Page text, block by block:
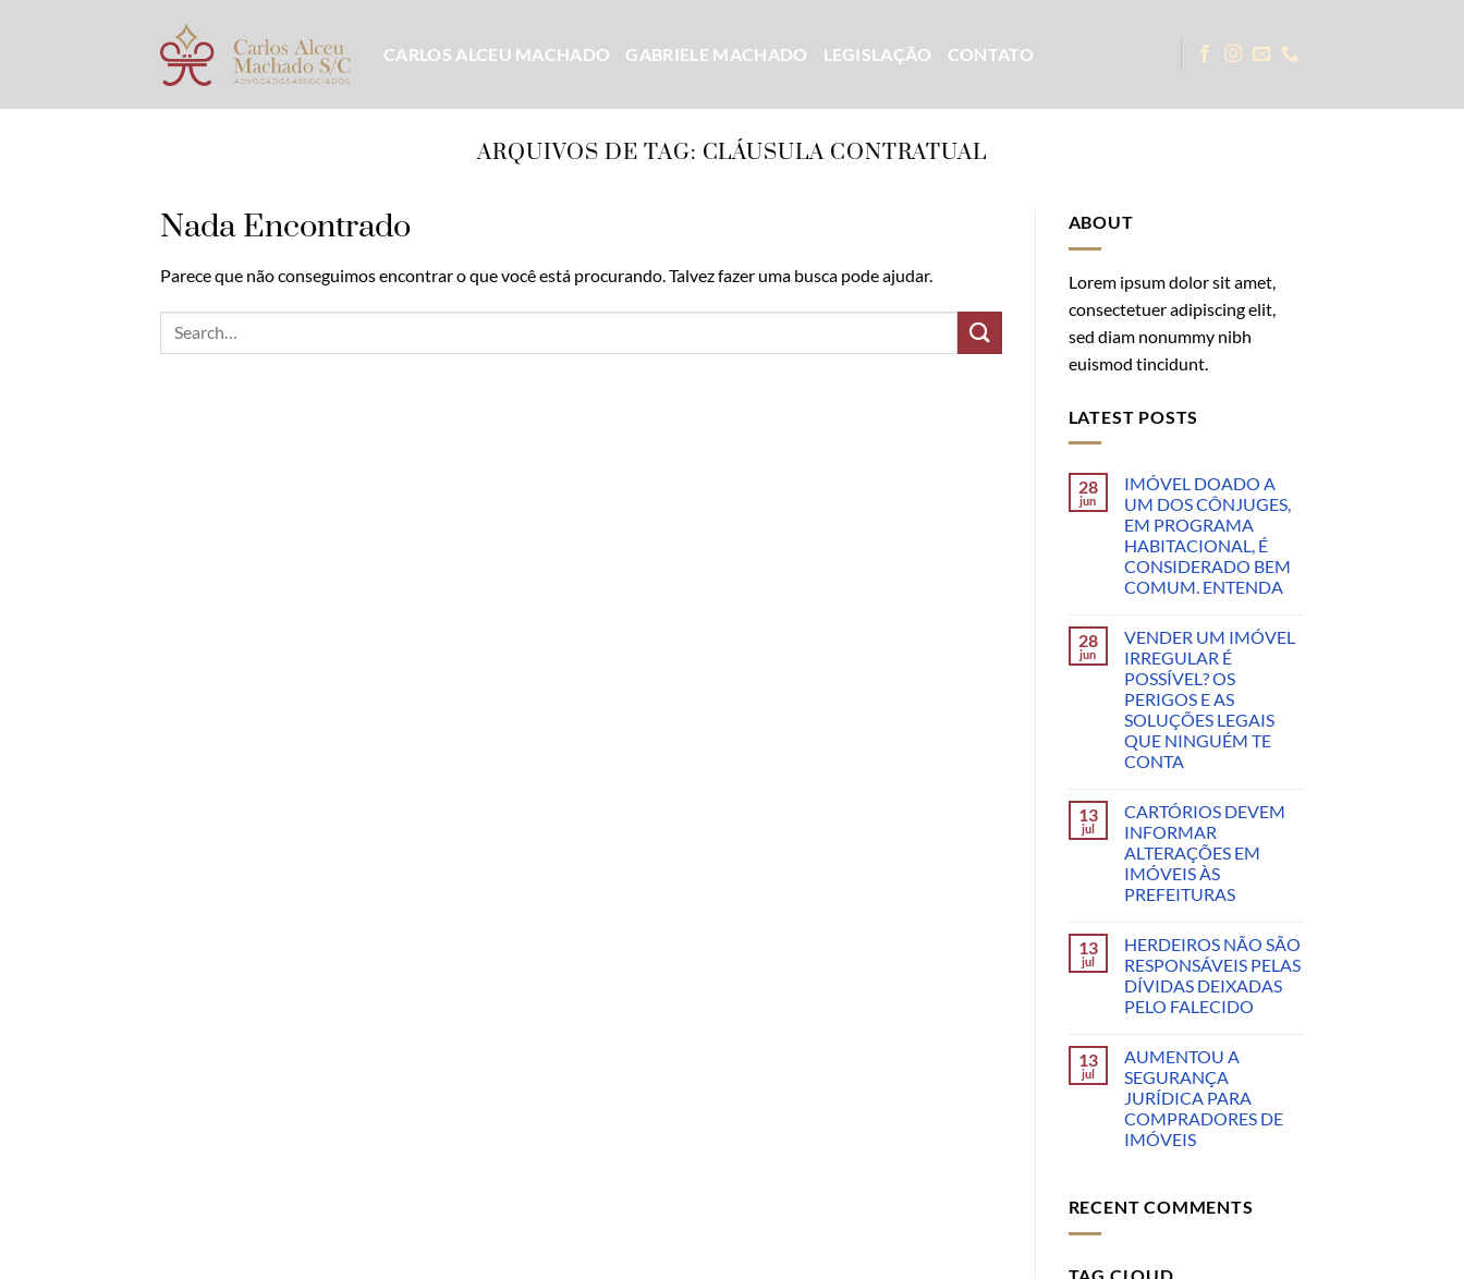
CARLOS ALCEU MACHADO GABRIELE MACHADO LEGISLAÇÃO CONTATO
ARQUIVOS DE TAG: CLÁUSULA CONTRATUAL
Nada Encontrado
Parece que não conseguimos encontrar o que você está procurando. Talvez fazer uma busca pode ajudar.
ABOUT
Lorem ipsum dolor sit amet,
consectetuer adipiscing elit,
sed diam nonummy nibh
euismod tincidunt.
LATEST POSTS
28
jun
IMÓVEL DOADO A
UM DOS CÔNJUGES,
EM PROGRAMA
HABITACIONAL, É
CONSIDERADO BEM
COMUM. ENTENDA
28
jun
VENDER UM IMÓVEL
IRREGULAR É
POSSÍVEL? OS
PERIGOS E AS
SOLUÇÕES LEGAIS
QUE NINGUÉM TE
CONTA
13
jul
CARTÓRIOS DEVEM
INFORMAR
ALTERAÇÕES EM
IMÓVEIS ÀS
PREFEITURAS
13
jul
HERDEIROS NÃO SÃO
RESPONSÁVEIS PELAS
DÍVIDAS DEIXADAS
PELO FALECIDO
13
jul
AUMENTOU A
SEGURANÇA
JURÍDICA PARA
COMPRADORES DE
IMÓVEIS
RECENT COMMENTS